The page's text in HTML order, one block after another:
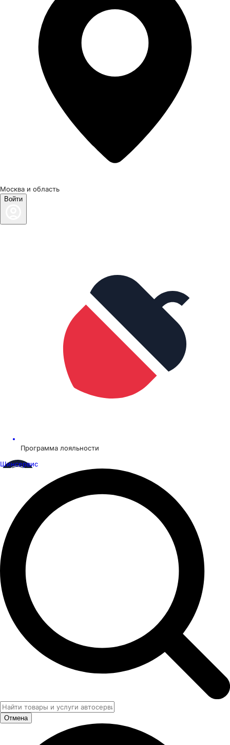
Москва и область
Войти
Программа лояльности
Шинсервис
Отмена